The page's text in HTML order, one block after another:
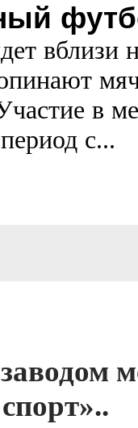
вблизи
в
с...